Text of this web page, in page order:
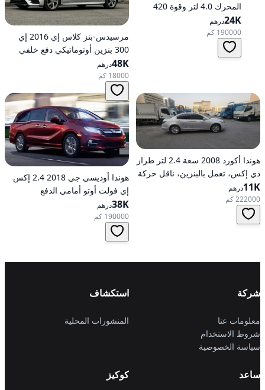
المحرك 4.0 لتر وقوة 420
حصانًا، تعمل بالبنزين، ناقل
حركة أوتوماتيكي، دفع كلي
للعجلات
24Kدرهم
190000 كم
مرسيدس-بنز كلاس إي 2016 إي
300 بنزين أوتوماتيكي دفع خلفي
48Kدرهم
18000 كم
هوندا أكورد 2008 سعة 2.4 لتر طراز
دي إكس، تعمل بالبنزين، ناقل حركة
أوتوماتيكي، دفع أمامي
11Kدرهم
222000 كم
هوندا أوديسي جي 2018 2.4 إكس
إي فولت أوتو أمامي الدفع
38Kدرهم
190000 كم
شركة
معلومات عنا
شروط الاستخدام
سياسة الخصوصية
استكشاف
المنشورات المحلية
ساعد كوكيز